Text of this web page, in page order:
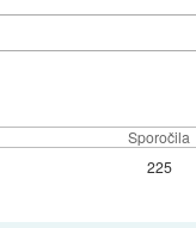
Sporočila
225